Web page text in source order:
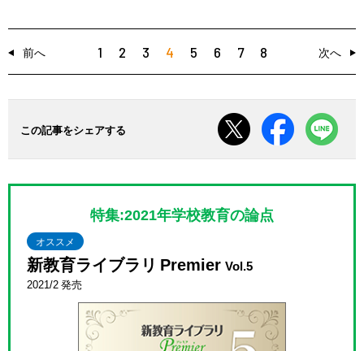
1 2 3 4 5 6 7 8
前へ 次へ
この記事をシェアする
特集:2021年学校教育の論点
オススメ
新教育ライブラリ Premier Vol.5
2021/2 発売